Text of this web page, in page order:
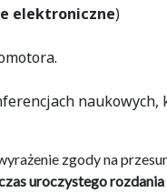
elektroniczne)
naukowych,
zgody na
uroczystego rozdania